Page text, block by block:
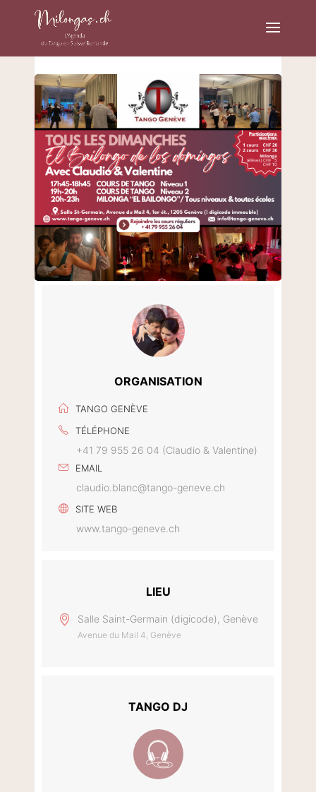
ORGANISATION
TANGO GENÈVE
TÉLÉPHONE
+41 79 955 26 04 (Claudio & Valentine)
EMAIL
claudio.blanc@tango-geneve.ch
SITE WEB
www.tango-geneve.ch
LIEU
Salle Saint-Germain (digicode), Genève
Avenue du Mail 4, Genève
TANGO DJ